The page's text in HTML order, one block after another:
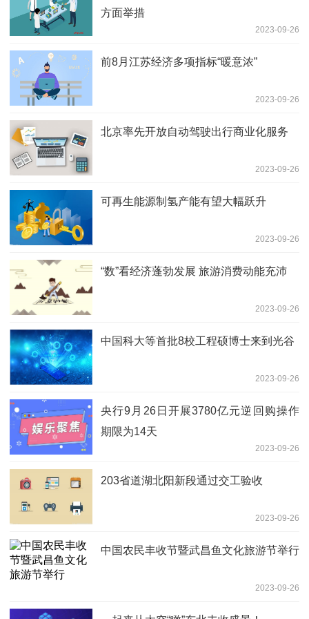
方面举措
2023-09-26
前8月江苏经济多项指标“暖意浓”
2023-09-26
北京率先开放自动驾驶出行商业化服务
2023-09-26
可再生能源制氢产能有望大幅跃升
2023-09-26
“数”看经济蓬勃发展 旅游消费动能充沛
2023-09-26
中国科大等首批8校工程硕博士来到光谷
2023-09-26
央行9月26日开展3780亿元逆回购操作
期限为14天
2023-09-26
203省道湖北阳新段通过交工验收
2023-09-26
中国农民丰收节暨武昌鱼文化旅游节举行
2023-09-26